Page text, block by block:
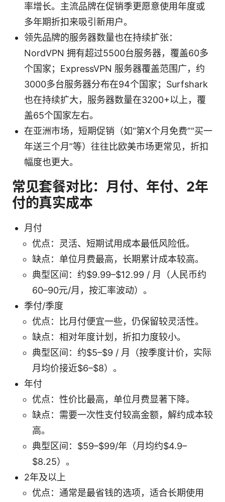
率增长。主流品牌在促销季更愿意使用年度或
多年期折扣来吸引新用户。
领先品牌的服务器数量也在持续扩张：
NordVPN 拥有超过5500台服务器，覆盖60多
个国家；ExpressVPN 服务器覆盖范围广，约
3000多台服务器分布在94个国家；Surfshark
也在持续扩大，服务器数量在3200+以上，覆
盖65个国家左右。
在亚洲市场，短期促销（如“第X个月免费”“买一
年送三个月”等）往往比欧美市场更常见，折扣
幅度也更大。
常见套餐对比：月付、年付、2年
付的真实成本
月付
优点：灵活、短期试用成本最低风险低。
缺点：单位月费最高，长期累计成本较高。
典型区间：约$9.99–$12.99 / 月（人民币约
60–90元/月，按汇率波动）。
季付/季度
优点：比月付便宜一些，仍保留较灵活性。
缺点：相对年度计划，折扣力度较小。
典型区间：约$5–$9 / 月（按季度计价，实际
月均价接近$6–$8）。
年付
优点：性价比最高，单位月费显著下降。
缺点：需要一次性支付较高金额，解约成本较
高。
典型区间：$59–$99/年（月均约$4.9–
$8.25）。
2年及以上
优点：通常是最省钱的选项，适合长期使用